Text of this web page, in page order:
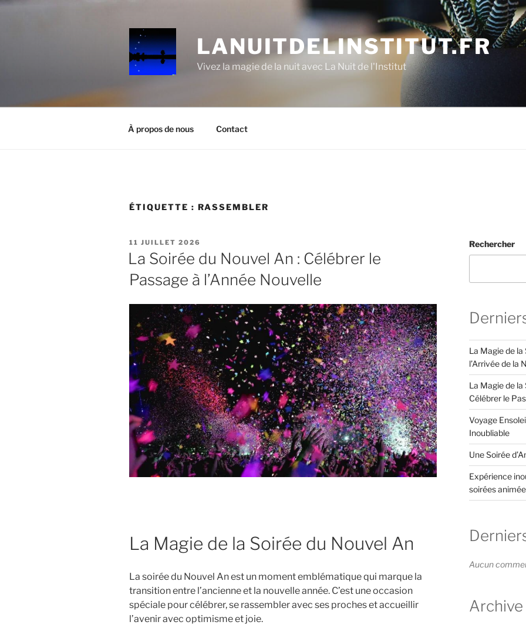
Aller
LANUITDELINSTITUT.FR
Vivez la magie de la nuit avec La Nuit de l'Institut
À propos de nous Contact
ÉTIQUETTE : RASSEMBLER
PUBLIÉ
LE
11 JUILLET 2026
La Soirée du Nouvel An : Célébrer le
Passage à l’Année Nouvelle
La Magie de la Soirée du Nouvel An
La soirée du Nouvel An est un moment emblématique qui marque la
transition entre l’ancienne et la nouvelle année. C’est une occasion
spéciale pour célébrer, se rassembler avec ses proches et accueillir
l’avenir avec optimisme et joie.
Rechercher
La Magie de la
l’Arrivée de la
La Magie de la
Célébrer le
Voyage
Inoubliable
Une Soirée
Expérience
soirées
Aucun
Archive